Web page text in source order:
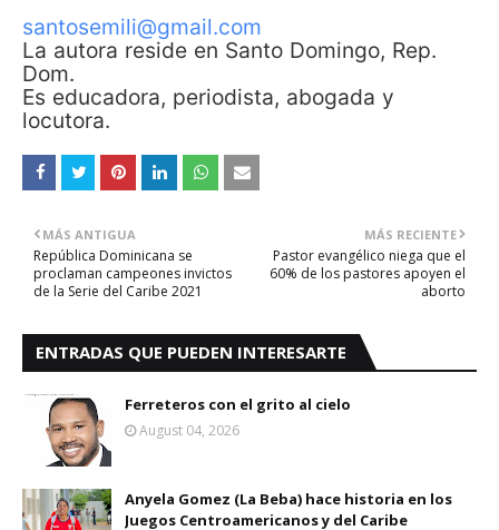
santosemili@gmail.com
La autora reside en Santo Domingo, Rep.
Dom.
Es educadora, periodista, abogada y
locutora.
MÁS RECIENTE
Pastor evangélico niega que el
60% de los pastores apoyen el
aborto
MÁS ANTIGUA
República Dominicana se
proclaman campeones invictos
de la Serie del Caribe 2021
ENTRADAS QUE PUEDEN INTERESARTE
Ferreteros con el grito al cielo
August 04, 2026
Anyela Gomez (La Beba) hace historia en los
Juegos Centroamericanos y del Caribe